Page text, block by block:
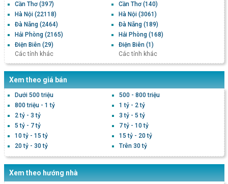
Cần Thơ (397)
Hà Nội (22118)
Đà Nẵng (2464)
Hải Phòng (2165)
Điện Biên (29)
Các tỉnh khác
Cần Thơ (140)
Hà Nội (3061)
Đà Nẵng (189)
Hải Phòng (168)
Điện Biên (1)
Các tỉnh khác
Xem theo giá bán
Dưới 500 triệu
500 - 800 triệu
800 triệu - 1 tỷ
1 tỷ - 2 tỷ
2 tỷ - 3 tỷ
3 tỷ - 5 tỷ
5 tỷ - 7 tỷ
7 tỷ - 10 tỷ
10 tỷ - 15 tỷ
15 tỷ - 20 tỷ
20 tỷ - 30 tỷ
Trên 30 tỷ
Xem theo hướng nhà